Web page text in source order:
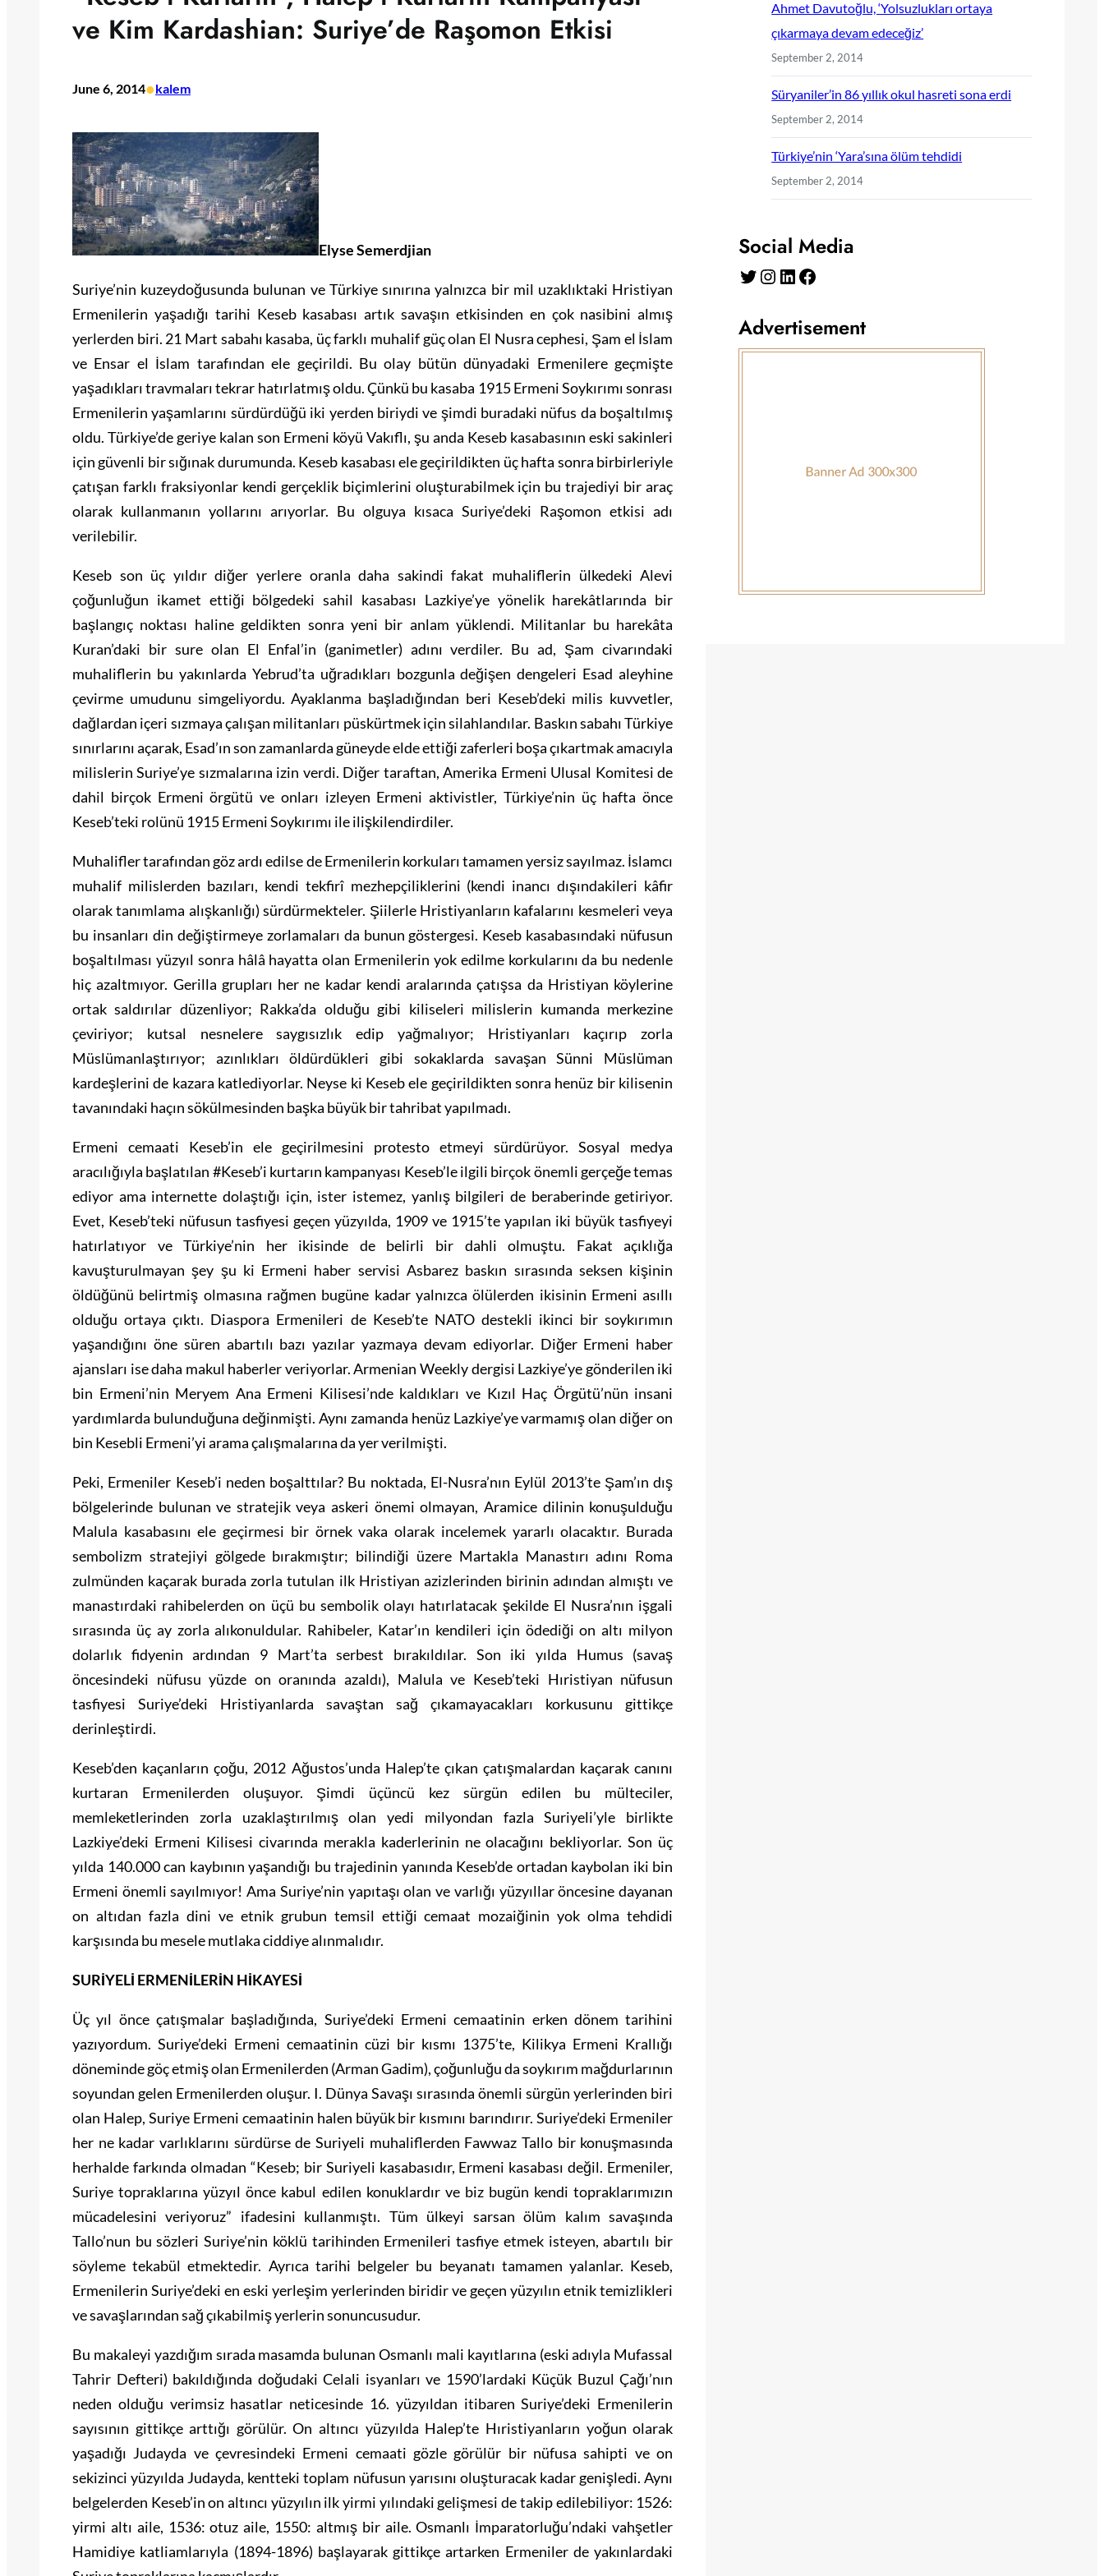
ve Kim Kardashian: Suriye’de Raşomon Etkisi
June 6, 2014•kalem
Elyse Semerdjian
Suriye’nin kuzeydoğusunda bulunan ve Türkiye sınırına yalnızca bir mil uzaklıktaki Hristiyan
Ermenilerin yaşadığı tarihi Keseb kasabası artık savaşın etkisinden en çok nasibini almış
yerlerden biri. 21 Mart sabahı kasaba, üç farklı muhalif güç olan El Nusra cephesi, Şam el İslam
ve Ensar el İslam tarafından ele geçirildi. Bu olay bütün dünyadaki Ermenilere geçmişte
yaşadıkları travmaları tekrar hatırlatmış oldu. Çünkü bu kasaba 1915 Ermeni Soykırımı sonrası
Ermenilerin yaşamlarını sürdürdüğü iki yerden biriydi ve şimdi buradaki nüfus da boşaltılmış
oldu. Türkiye’de geriye kalan son Ermeni köyü Vakıflı, şu anda Keseb kasabasının eski sakinleri
için güvenli bir sığınak durumunda. Keseb kasabası ele geçirildikten üç hafta sonra birbirleriyle
çatışan farklı fraksiyonlar kendi gerçeklik biçimlerini oluşturabilmek için bu trajediyi bir araç
olarak kullanmanın yollarını arıyorlar. Bu olguya kısaca Suriye’deki Raşomon etkisi adı
verilebilir.
Keseb son üç yıldır diğer yerlere oranla daha sakindi fakat muhaliflerin ülkedeki Alevi
çoğunluğun ikamet ettiği bölgedeki sahil kasabası Lazkiye’ye yönelik harekâtlarında bir
başlangıç noktası haline geldikten sonra yeni bir anlam yüklendi. Militanlar bu harekâta
Kuran’daki bir sure olan El Enfal’in (ganimetler) adını verdiler. Bu ad, Şam civarındaki
muhaliflerin bu yakınlarda Yebrud’ta uğradıkları bozgunla değişen dengeleri Esad aleyhine
çevirme umudunu simgeliyordu. Ayaklanma başladığından beri Keseb’deki milis kuvvetler,
dağlardan içeri sızmaya çalışan militanları püskürtmek için silahlandılar. Baskın sabahı Türkiye
sınırlarını açarak, Esad’ın son zamanlarda güneyde elde ettiği zaferleri boşa çıkartmak amacıyla
milislerin Suriye’ye sızmalarına izin verdi. Diğer taraftan, Amerika Ermeni Ulusal Komitesi de
dahil birçok Ermeni örgütü ve onları izleyen Ermeni aktivistler, Türkiye’nin üç hafta önce
Keseb’teki rolünü 1915 Ermeni Soykırımı ile ilişkilendirdiler.
Muhalifler tarafından göz ardı edilse de Ermenilerin korkuları tamamen yersiz sayılmaz. İslamcı
muhalif milislerden bazıları, kendi tekfirî mezhepçiliklerini (kendi inancı dışındakileri kâfir
olarak tanımlama alışkanlığı) sürdürmekteler. Şiilerle Hristiyanların kafalarını kesmeleri veya
bu insanları din değiştirmeye zorlamaları da bunun göstergesi. Keseb kasabasındaki nüfusun
boşaltılması yüzyıl sonra hâlâ hayatta olan Ermenilerin yok edilme korkularını da bu nedenle
hiç azaltmıyor. Gerilla grupları her ne kadar kendi aralarında çatışsa da Hristiyan köylerine
ortak saldırılar düzenliyor; Rakka’da olduğu gibi kiliseleri milislerin kumanda merkezine
çeviriyor; kutsal nesnelere saygısızlık edip yağmalıyor; Hristiyanları kaçırıp zorla
Müslümanlaştırıyor; azınlıkları öldürdükleri gibi sokaklarda savaşan Sünni Müslüman
kardeşlerini de kazara katlediyorlar. Neyse ki Keseb ele geçirildikten sonra henüz bir kilisenin
tavanındaki haçın sökülmesinden başka büyük bir tahribat yapılmadı.
Ermeni cemaati Keseb’in ele geçirilmesini protesto etmeyi sürdürüyor. Sosyal medya
aracılığıyla başlatılan #Keseb’i kurtarın kampanyası Keseb’le ilgili birçok önemli gerçeğe temas
ediyor ama internette dolaştığı için, ister istemez, yanlış bilgileri de beraberinde getiriyor.
Evet, Keseb’teki nüfusun tasfiyesi geçen yüzyılda, 1909 ve 1915’te yapılan iki büyük tasfiyeyi
hatırlatıyor ve Türkiye’nin her ikisinde de belirli bir dahli olmuştu. Fakat açıklığa
kavuşturulmayan şey şu ki Ermeni haber servisi Asbarez baskın sırasında seksen kişinin
öldüğünü belirtmiş olmasına rağmen bugüne kadar yalnızca ölülerden ikisinin Ermeni asıllı
olduğu ortaya çıktı. Diaspora Ermenileri de Keseb’te NATO destekli ikinci bir soykırımın
yaşandığını öne süren abartılı bazı yazılar yazmaya devam ediyorlar. Diğer Ermeni haber
ajansları ise daha makul haberler veriyorlar. Armenian Weekly dergisi Lazkiye’ye gönderilen iki
bin Ermeni’nin Meryem Ana Ermeni Kilisesi’nde kaldıkları ve Kızıl Haç Örgütü’nün insani
yardımlarda bulunduğuna değinmişti. Aynı zamanda henüz Lazkiye’ye varmamış olan diğer on
bin Kesebli Ermeni’yi arama çalışmalarına da yer verilmişti.
Peki, Ermeniler Keseb’i neden boşalttılar? Bu noktada, El-Nusra’nın Eylül 2013’te Şam’ın dış
bölgelerinde bulunan ve stratejik veya askeri önemi olmayan, Aramice dilinin konuşulduğu
Malula kasabasını ele geçirmesi bir örnek vaka olarak incelemek yararlı olacaktır. Burada
sembolizm stratejiyi gölgede bırakmıştır; bilindiği üzere Martakla Manastırı adını Roma
zulmünden kaçarak burada zorla tutulan ilk Hristiyan azizlerinden birinin adından almıştı ve
manastırdaki rahibelerden on üçü bu sembolik olayı hatırlatacak şekilde El Nusra’nın işgali
sırasında üç ay zorla alıkonuldular. Rahibeler, Katar’ın kendileri için ödediği on altı milyon
dolarlık fidyenin ardından 9 Mart’ta serbest bırakıldılar. Son iki yılda Humus (savaş
öncesindeki nüfusu yüzde on oranında azaldı), Malula ve Keseb’teki Hıristiyan nüfusun
tasfiyesi Suriye’deki Hristiyanlarda savaştan sağ çıkamayacakları korkusunu gittikçe
derinleştirdi.
Keseb’den kaçanların çoğu, 2012 Ağustos’unda Halep’te çıkan çatışmalardan kaçarak canını
kurtaran Ermenilerden oluşuyor. Şimdi üçüncü kez sürgün edilen bu mülteciler,
memleketlerinden zorla uzaklaştırılmış olan yedi milyondan fazla Suriyeli’yle birlikte
Lazkiye’deki Ermeni Kilisesi civarında merakla kaderlerinin ne olacağını bekliyorlar. Son üç
yılda 140.000 can kaybının yaşandığı bu trajedinin yanında Keseb’de ortadan kaybolan iki bin
Ermeni önemli sayılmıyor! Ama Suriye’nin yapıtaşı olan ve varlığı yüzyıllar öncesine dayanan
on altıdan fazla dini ve etnik grubun temsil ettiği cemaat mozaiğinin yok olma tehdidi
karşısında bu mesele mutlaka ciddiye alınmalıdır.
SURİYELİ ERMENİLERİN HİKAYESİ
Üç yıl önce çatışmalar başladığında, Suriye’deki Ermeni cemaatinin erken dönem tarihini
yazıyordum. Suriye’deki Ermeni cemaatinin cüzi bir kısmı 1375’te, Kilikya Ermeni Krallığı
döneminde göç etmiş olan Ermenilerden (Arman Gadim), çoğunluğu da soykırım mağdurlarının
soyundan gelen Ermenilerden oluşur. I. Dünya Savaşı sırasında önemli sürgün yerlerinden biri
olan Halep, Suriye Ermeni cemaatinin halen büyük bir kısmını barındırır. Suriye’deki Ermeniler
her ne kadar varlıklarını sürdürse de Suriyeli muhaliflerden Fawwaz Tallo bir konuşmasında
herhalde farkında olmadan “Keseb; bir Suriyeli kasabasıdır, Ermeni kasabası değil. Ermeniler,
Suriye topraklarına yüzyıl önce kabul edilen konuklardır ve biz bugün kendi topraklarımızın
mücadelesini veriyoruz” ifadesini kullanmıştı. Tüm ülkeyi sarsan ölüm kalım savaşında
Tallo’nun bu sözleri Suriye’nin köklü tarihinden Ermenileri tasfiye etmek isteyen, abartılı bir
söyleme tekabül etmektedir. Ayrıca tarihi belgeler bu beyanatı tamamen yalanlar. Keseb,
Ermenilerin Suriye’deki en eski yerleşim yerlerinden biridir ve geçen yüzyılın etnik temizlikleri
ve savaşlarından sağ çıkabilmiş yerlerin sonuncusudur.
Bu makaleyi yazdığım sırada masamda bulunan Osmanlı mali kayıtlarına (eski adıyla Mufassal
Tahrir Defteri) bakıldığında doğudaki Celali isyanları ve 1590’lardaki Küçük Buzul Çağı’nın
neden olduğu verimsiz hasatlar neticesinde 16. yüzyıldan itibaren Suriye’deki Ermenilerin
sayısının gittikçe arttığı görülür. On altıncı yüzyılda Halep’te Hıristiyanların yoğun olarak
yaşadığı Judayda ve çevresindeki Ermeni cemaati gözle görülür bir nüfusa sahipti ve on
sekizinci yüzyılda Judayda, kentteki toplam nüfusun yarısını oluşturacak kadar genişledi. Aynı
belgelerden Keseb’in on altıncı yüzyılın ilk yirmi yılındaki gelişmesi de takip edilebiliyor: 1526:
yirmi altı aile, 1536: otuz aile, 1550: altmış bir aile. Osmanlı İmparatorluğu’ndaki vahşetler
Hamidiye katliamlarıyla (1894-1896) başlayarak gittikçe artarken Ermeniler de yakınlardaki
Ahmet Davutoğlu, ‘Yolsuzlukları ortaya
çıkarmaya devam edeceğiz’
September 2, 2014
Süryaniler’in 86 yıllık okul hasreti sona erdi
September 2, 2014
Türkiye’nin ‘Yara’sına ölüm tehdidi
September 2, 2014
Social Media
Twitter Instagram LinkedIn Facebook
Advertisement